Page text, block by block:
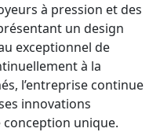
à pression et des
un design
exceptionnel de
à la
l’entreprise continue
innovations
unique.